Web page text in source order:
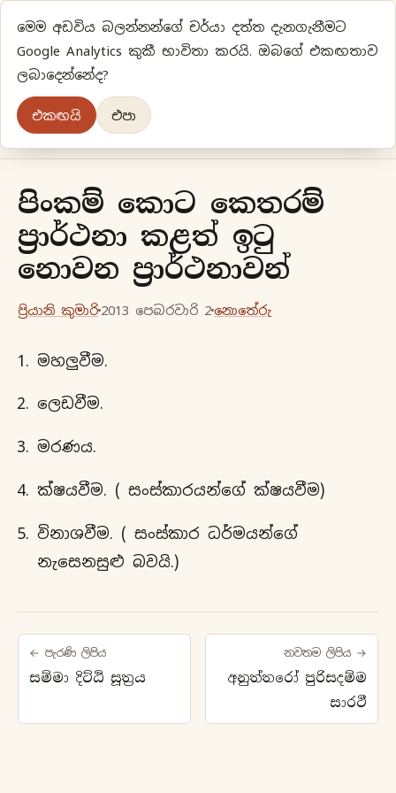
ප්‍රියානිගේ අදහස්‍...
මුල් පිටුවවර්ගීකරණ
පිංකම් කොට කෙතරම්
ප්‍රාර්ථනා කළත් ඉටු
නොවන ප්‍රාර්ථනාවන්
ප්‍රියානි කුමාරි 2013 පෙබරවාරි 2 නොතේරු
මහලුවීම.
ලෙඩවීම.
මරණය.
ක්ෂයවීම. ( සංස්කාරයන්ගේ ක්ෂයවීම)
විනාශවීම. ( සංස්කාර ධර්මයන්ගේ
නැසෙනසුළු බවයි.)
← පැරණි ලිපිය
සම්මා දිට්ඨි සූත්‍රය
නවතම ලිපිය →
අනුත්තරෝ පුරිසදම්ම
සාරථී
මෙම අඩවිය බලන්නන්ගේ චර්යා දත්ත දැනගැනීමට
Google Analytics කුකී භාවිතා කරයි. ඔබගේ එකඟතාව
ලබාදෙන්නේද?
එකඟයි එපා